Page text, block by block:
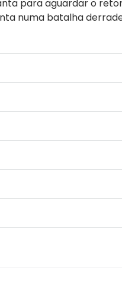
para aguardar o
numa batalha